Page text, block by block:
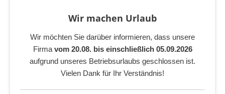
Wir machen Urlaub
Wir möchten Sie darüber informieren, dass unsere
Firma vom 20.08. bis einschließlich 05.09.2026
aufgrund unseres Betriebsurlaubs geschlossen ist.
Vielen Dank für Ihr Verständnis!